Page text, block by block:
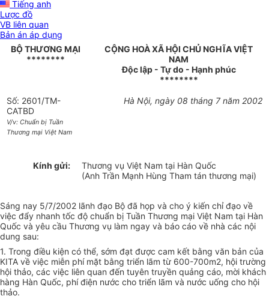
Tiếng anh
Lược đồ
VB liên quan
Bản án áp dụng
BỘ THƯƠNG MẠI
********
CỘNG HOÀ XÃ HỘI CHỦ NGHĨA VIỆT
NAM
Độc lập - Tự do - Hạnh phúc
********
Số: 2601/TM-
CATBD
V/v: Chuẩn bị Tuần
Thương mại Việt Nam
Hà Nội, ngày 08 tháng 7 năm 2002
Kính gửi:
Thương vụ Việt Nam tại Hàn Quốc
(Anh Trần Mạnh Hùng Tham tán thương mại)
Sáng nay 5/7/2002 lãnh đạo Bộ đã họp và cho ý kiến chỉ đạo về
việc đẩy nhanh tốc độ chuẩn bị Tuần Thương mại Việt Nam tại Hàn
Quốc và yêu cầu Thương vụ làm ngay và báo cáo về nhà các nội
dung sau:
1. Trong điều kiện có thể, sớm đạt được cam kết bằng văn bản của
KITA về việc miễn phí mặt bằng triển lãm từ 600-700m2, hội trường
hội thảo, các việc liên quan đến tuyên truyền quảng cáo, mời khách
hàng Hàn Quốc, phí điện nước cho triển lãm và nước uống cho hội
thảo.